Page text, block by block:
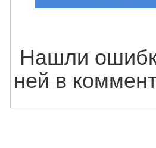
Нашли
ней в